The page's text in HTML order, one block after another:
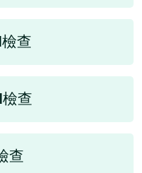
查
查
查